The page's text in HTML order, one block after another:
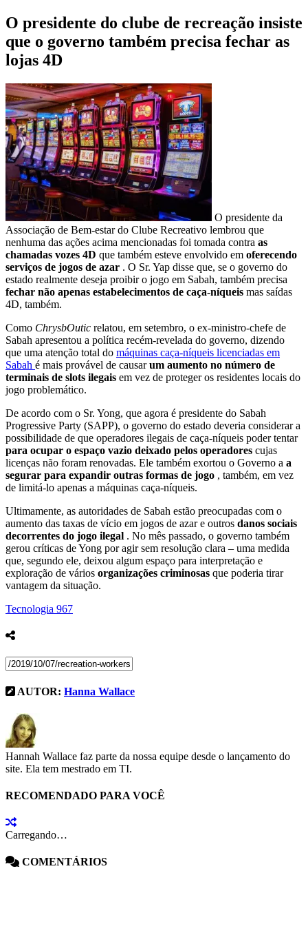
O presidente do clube de recreação insiste
que o governo também precisa fechar as
lojas 4D
O presidente da
Associação de Bem-estar do Clube Recreativo lembrou que
nenhuma das ações acima mencionadas foi tomada contra as
chamadas vozes 4D que também esteve envolvido em oferecendo
serviços de jogos de azar . O Sr. Yap disse que, se o governo do
estado realmente deseja proibir o jogo em Sabah, também precisa
fechar não apenas estabelecimentos de caça-níqueis mas saídas
4D, também.
Como ChrysbOutic relatou, em setembro, o ex-ministro-chefe de
Sabah apresentou a política recém-revelada do governo, dizendo
que uma atenção total do máquinas caça-níqueis licenciadas em
Sabah é mais provável de causarum aumento no número de
terminais de slots ilegais em vez de proteger os residentes locais do
jogo problemático.
De acordo com o Sr. Yong, que agora é presidente do Sabah
Progressive Party (SAPP), o governo do estado deveria considerar a
possibilidade de que operadores ilegais de caça-níqueis poder tentar
para ocupar o espaço vazio deixado pelos operadores cujas
licenças não foram renovadas. Ele também exortou o Governo a a
segurar para expandir outras formas de jogo , também, em vez
de limitá-lo apenas a máquinas caça-níqueis.
Ultimamente, as autoridades de Sabah estão preocupadas com o
aumento das taxas de vício em jogos de azar e outros danos sociais
decorrentes do jogo ilegal . No mês passado, o governo também
gerou críticas de Yong por agir sem resolução clara – uma medida
que, segundo ele, deixou algum espaço para interpretação e
exploração de vários organizações criminosas que poderia tirar
vantagem da situação.
Tecnologia 967
AUTOR: Hanna Wallace
Hannah Wallace faz parte da nossa equipe desde o lançamento do
site. Ela tem mestrado em TI.
RECOMENDADO PARA VOCÊ
Carregando…
COMENTÁRIOS